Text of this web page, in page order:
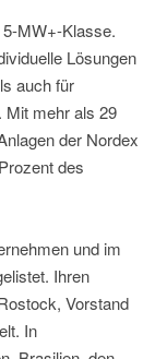
MW+-Klasse.
Lösungen
auch für
Mit mehr als 29
der Nordex
des
und im
Ihren
Vorstand
In